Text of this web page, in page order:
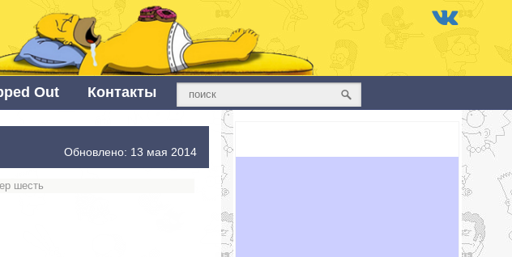
Out Контакты
Обновлено: 13 мая 2014
шесть